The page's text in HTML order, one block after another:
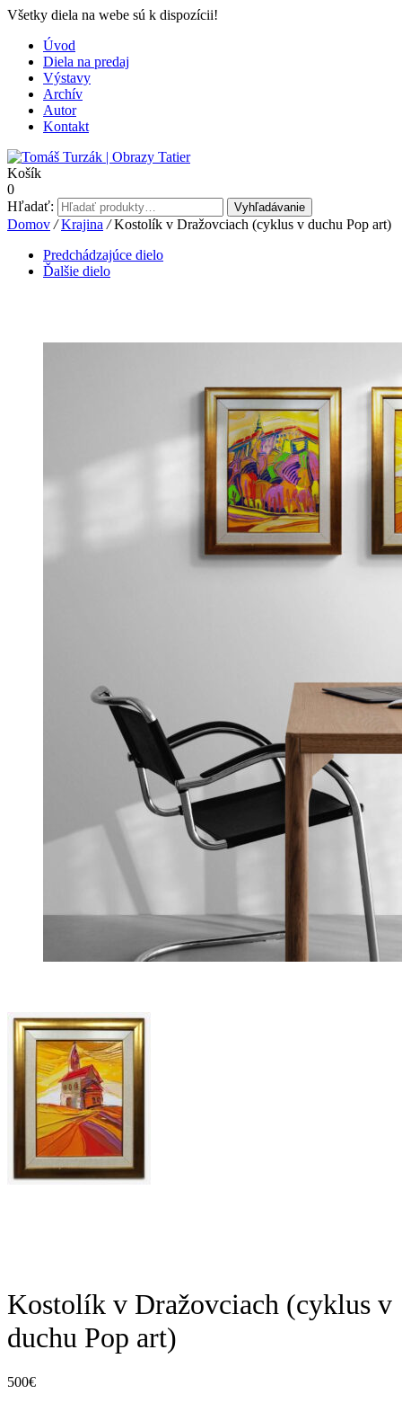
Všetky diela na webe sú k dispozícii!
Úvod
Diela na predaj
Výstavy
Archív
Autor
Kontakt
Košík
0
Hľadať:
Vyhľadávanie
Domov / Krajina /Kostolík v Dražovciach (cyklus v duchu Pop art)
Predchádzajúce dielo
Ďalšie dielo
Kostolík v Dražovciach (cyklus v
duchu Pop art)
500€